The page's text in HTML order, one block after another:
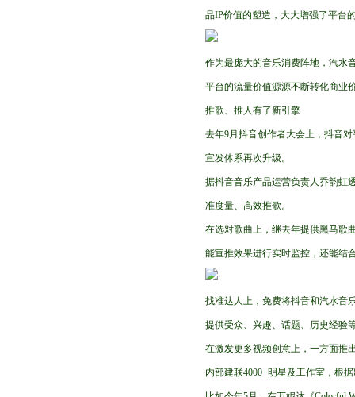
品IP价值的塑造，大大增强了平台
作为最庞大的音乐消费阵地，汽水
平台的流量价值源源不断转化商业
推歌、推人有了新引擎
去年9月抖音创作者大会上，抖音
宣发体系再次升级。
据抖音音乐产品运营负责人乔韵虹
准度量、高效推歌。
在选对歌曲上，继去年提供黑马歌
能宣推效果进行实时监控，还能结
找准达人上，免费将抖音和汽水音
提供受众、兴趣、话题、历史经验
在激发更多视频创意上，一方面推
内部建联4000+明星及工作室，根